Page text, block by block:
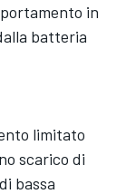
in
batteria
limitato
scarico di
bassa